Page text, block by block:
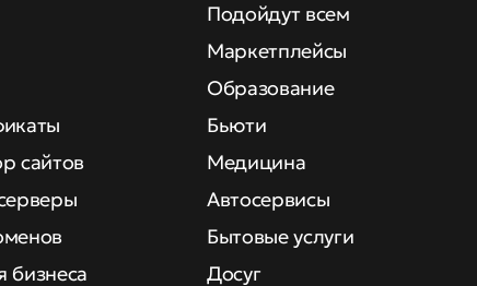
сайтов
бизнеса
Подойдут всем
Маркетплейсы
Образование
Бьюти
Медицина
Автосервисы
Бытовые услуги
Досуг